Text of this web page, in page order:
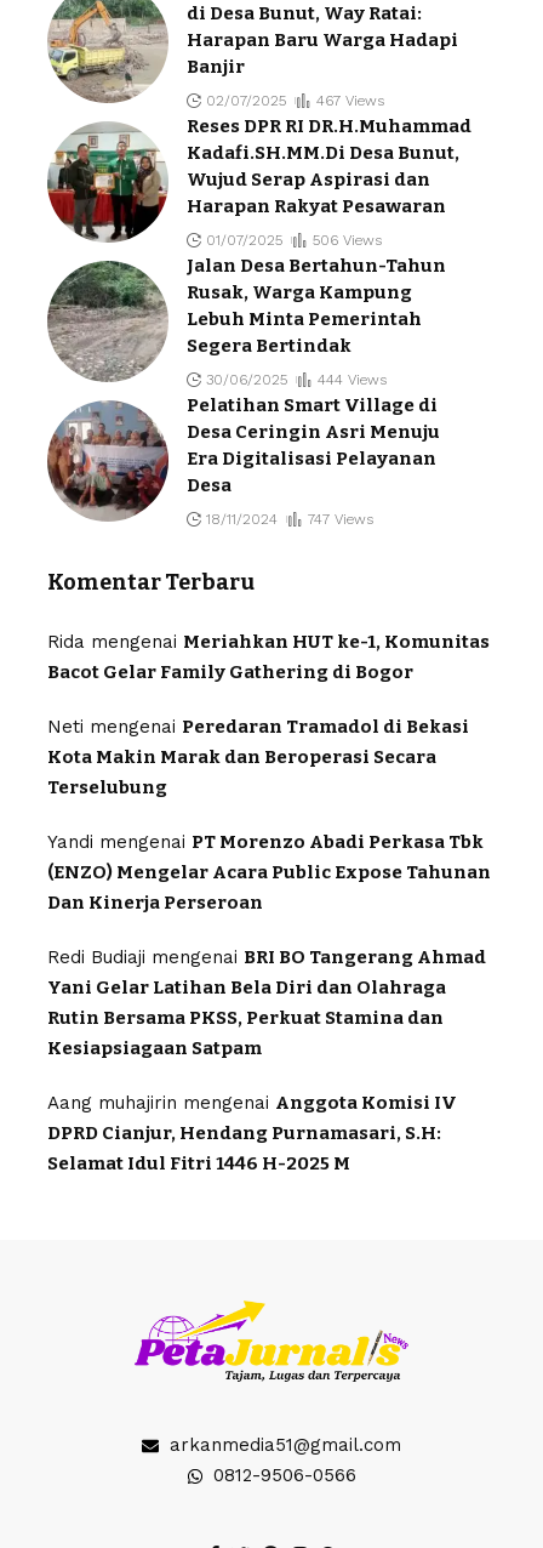
di Desa Bunut, Way Ratai:
Harapan Baru Warga Hadapi
Banjir
02/07/2025 467 Views
Reses DPR RI DR.H.Muhammad
Kadafi.SH.MM.Di Desa Bunut,
Wujud Serap Aspirasi dan
Harapan Rakyat Pesawaran
01/07/2025 506 Views
Jalan Desa Bertahun-Tahun
Rusak, Warga Kampung
Lebuh Minta Pemerintah
Segera Bertindak
30/06/2025 444 Views
Pelatihan Smart Village di
Desa Ceringin Asri Menuju
Era Digitalisasi Pelayanan
Desa
18/11/2024 747 Views
Komentar Terbaru
Rida mengenai Meriahkan HUT ke-1, Komunitas
Bacot Gelar Family Gathering di Bogor
Neti mengenai Peredaran Tramadol di Bekasi
Kota Makin Marak dan Beroperasi Secara
Terselubung
Yandi mengenai PT Morenzo Abadi Perkasa Tbk
(ENZO) Mengelar Acara Public Expose Tahunan
Dan Kinerja Perseroan
Redi Budiaji mengenai BRI BO Tangerang Ahmad
Yani Gelar Latihan Bela Diri dan Olahraga
Rutin Bersama PKSS, Perkuat Stamina dan
Kesiapsiagaan Satpam
Aang muhajirin mengenai Anggota Komisi IV
DPRD Cianjur, Hendang Purnamasari, S.H:
Selamat Idul Fitri 1446 H-2025 M
arkanmedia51@gmail.com
0812-9506-0566